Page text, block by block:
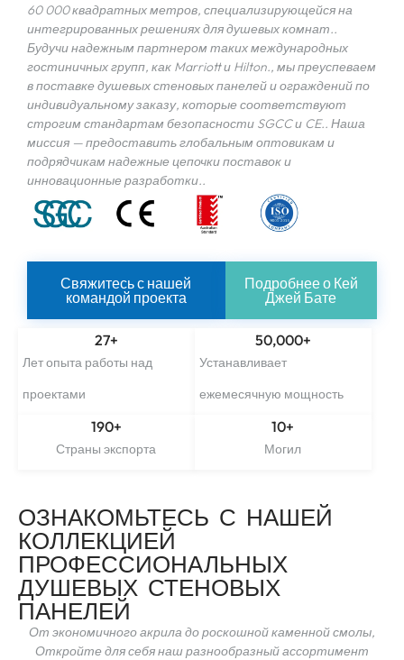
60 000 квадратных метров, специализирующейся на
интегрированных решениях для душевых комнат..
Будучи надежным партнером таких международных
гостиничных групп, как Marriott и Hilton., мы преуспеваем
в поставке душевых стеновых панелей и ограждений по
индивидуальному заказу, которые соответствуют
строгим стандартам безопасности SGCC и CE.. Наша
миссия — предоставить глобальным оптовикам и
подрядчикам надежные цепочки поставок и
инновационные разработки..
Свяжитесь с нашей
командой проекта
Подробнее о Кей
Джей Бате
Лет опыта работы над
проектами
27+
Устанавливает
ежемесячную мощность
50,000+
Страны экспорта
190+
Могил
10+
ОЗНАКОМЬТЕСЬ С НАШЕЙ
КОЛЛЕКЦИЕЙ
ПРОФЕССИОНАЛЬНЫХ
ДУШЕВЫХ СТЕНОВЫХ
ПАНЕЛЕЙ
От экономичного акрила до роскошной каменной смолы,
Откройте для себя наш разнообразный ассортимент